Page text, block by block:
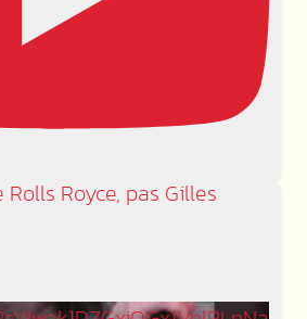
Royce, pas Gilles